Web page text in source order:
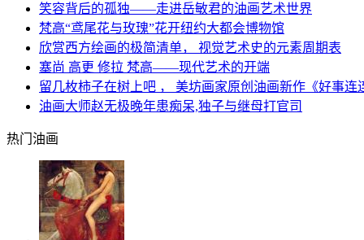
笑容背后的孤独——走进岳敏君的油画艺术世界
梵高“鸢尾花与玫瑰”花开纽约大都会博物馆
欣赏西方绘画的极简清单， 视觉艺术史的元素周期表
塞尚 高更 修拉 梵高——现代艺术的开端
留几枚柿子在树上吧 ， 美坊画家原创油画新作《好事连
油画大师赵无极晚年患痴呆,独子与继母打官司
热门油画